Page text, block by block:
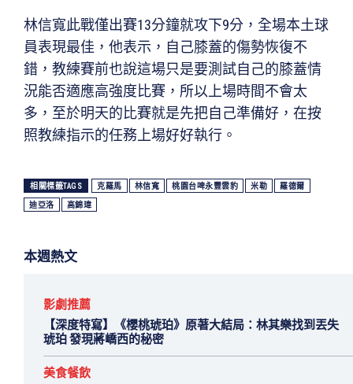
林信寬此戰僅出賽13分鐘就攻下9分，全場本土球
員表現最佳，他表示，自己膝蓋的傷勢恢復不
錯，教練賽前也說這場只是要測試自己的膝蓋情
況能否適應高強度比賽，所以上場時間不會太
多，至於明天的比賽就是先把自己準備好，在按
照教練指示的任務上場好好執行。
相關標籤TAGS 克羅馬 林信寬 桃園台啤永豐雲豹 米勒 羅德爾
迪亞洛 高錦瑋
本週熱文
影劇推薦
【深度特寫】《櫻桃琥珀》原著大結局：林其樂找到丟失
琥珀 發現蔣嶠西的秘密
美食餐飲